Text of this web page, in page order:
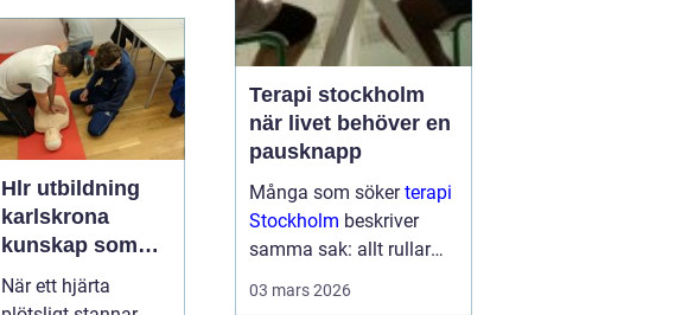
Hlr utbildning
karlskrona
kunskap som
räddar liv
När ett hjärta
Terapi stockholm
när livet behöver en
pausknapp
Många som sökerterapi
Stockholm beskriver
samma sak: allt rullar
03 mars 2026